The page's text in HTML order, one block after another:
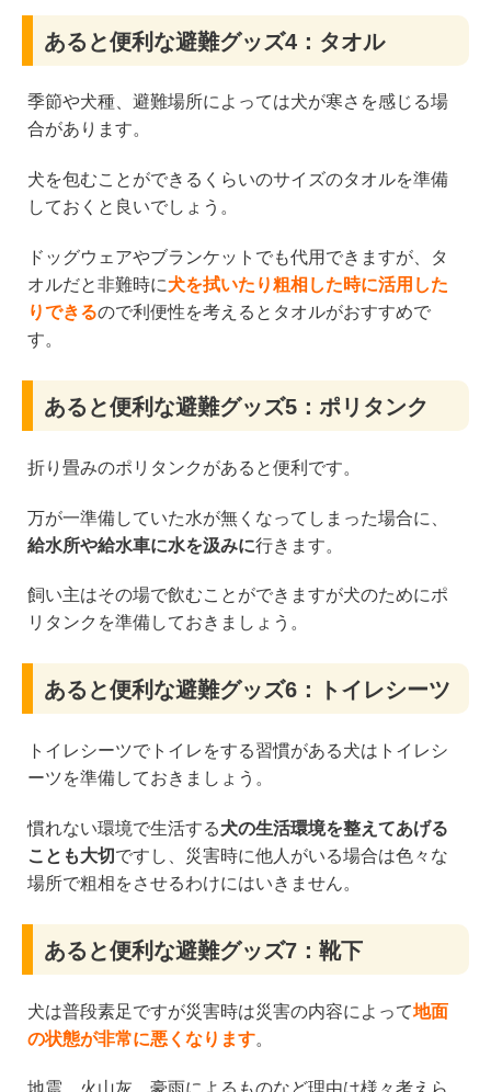
あると便利な避難グッズ4：タオル
季節や犬種、避難場所によっては犬が寒さを感じる場
合があります。
犬を包むことができるくらいのサイズのタオルを準備
しておくと良いでしょう。
ドッグウェアやブランケットでも代用できますが、タ
オルだと非難時に犬を拭いたり粗相した時に活用した
りできるので利便性を考えるとタオルがおすすめで
す。
あると便利な避難グッズ5：ポリタンク
折り畳みのポリタンクがあると便利です。
万が一準備していた水が無くなってしまった場合に、
給水所や給水車に水を汲みに行きます。
飼い主はその場で飲むことができますが犬のためにポ
リタンクを準備しておきましょう。
あると便利な避難グッズ6：トイレシーツ
トイレシーツでトイレをする習慣がある犬はトイレシ
ーツを準備しておきましょう。
慣れない環境で生活する犬の生活環境を整えてあげる
ことも大切 ですし、災害時に他人がいる場合は色々な
場所で粗相をさせるわけにはいきません。
あると便利な避難グッズ7：靴下
犬は普段素足ですが災害時は災害の内容によって地面
の状態が非常に悪くなります。